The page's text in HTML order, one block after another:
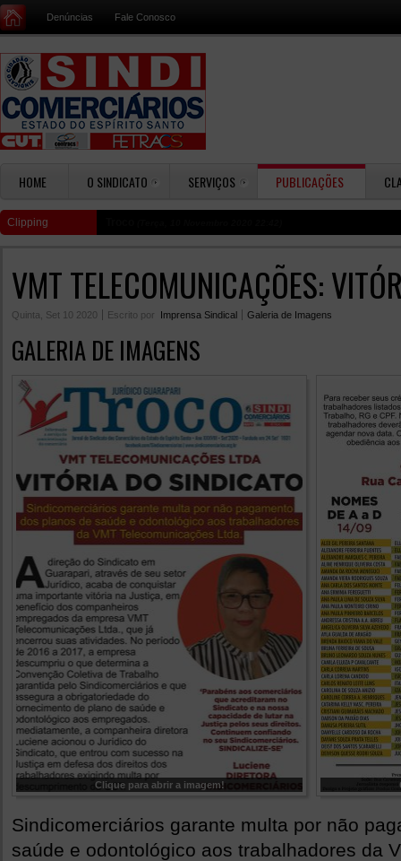
Denúncias Fale Conosco
HOME O SINDICATO SERVIÇOS PUBLICAÇÕES
Clipping
VMT TELECOMUNICAÇÕES:
Quinta, Set 10 2020 Escrito por Imprensa Sindical Galeria de Imagens
GALERIA DE IMAGENS
Clique para abrir a imagem!
Sindicomerciários garante multa por não
saúde e odontológico aos trabalhadores da